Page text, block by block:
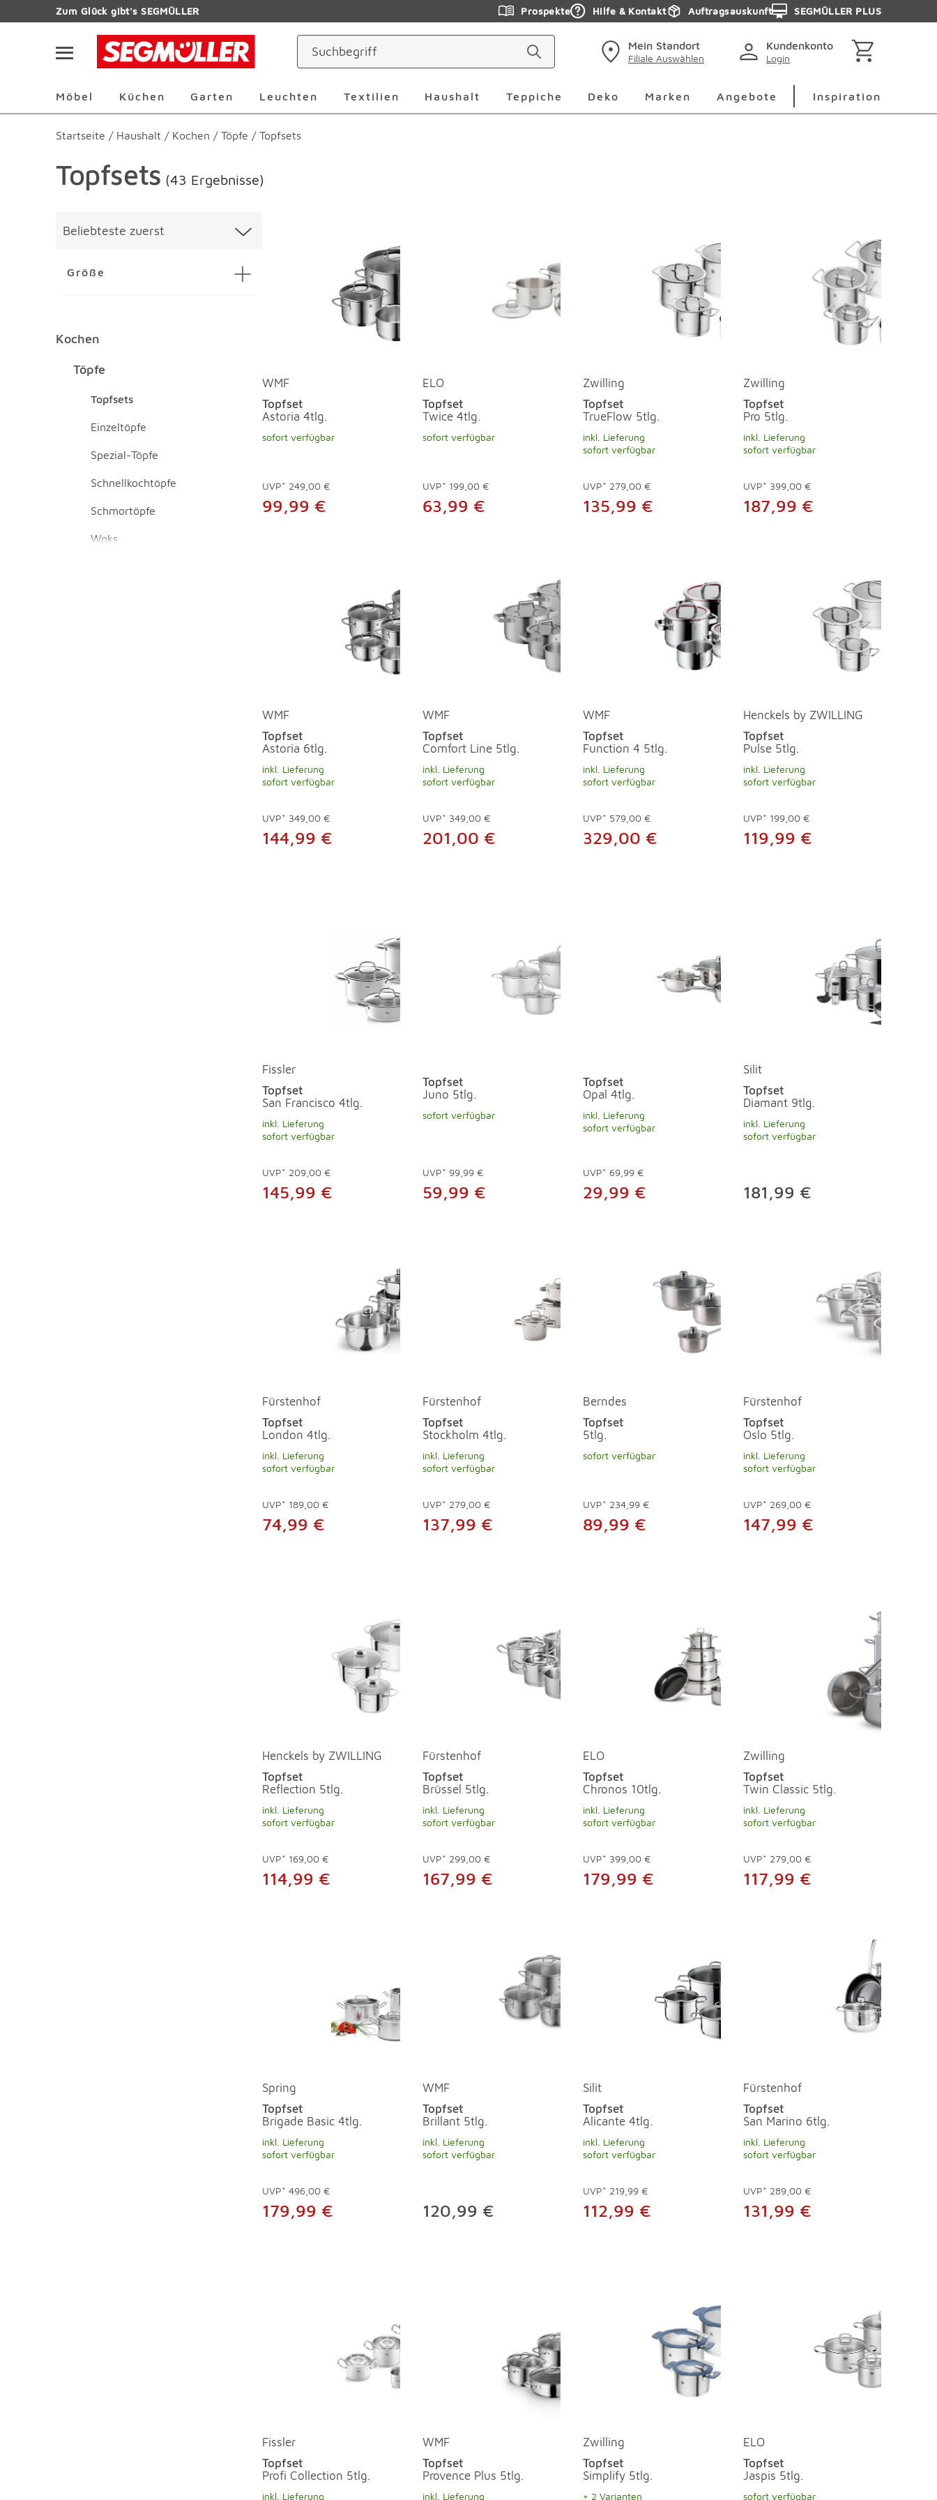
Zum HauptinhaltZum Glück gibt's SEGMÜLLER Prospekte Hilfe & Kontakt Auftragsauskunft SEGMÜLLER PLUS
Mein Standort
Filiale Auswählen
Kundenkonto
Login
Möbel Küchen Garten Leuchten Textilien Haushalt Teppiche Deko Marken
Marken Überspringen
Angebote Inspiration
Startseite / Haushalt / Kochen / Töpfe / Topfsets
Topfsets (43 Ergebnisse)
Beliebteste zuerst
Größe
Kochen Überspringen
Kochen
Töpfe Überspringen
Töpfe
Topfsets
Einzeltöpfe
Spezial-Töpfe
Schnellkochtöpfe
Schmortöpfe
Woks
WMF
Topfset
Astoria 4tlg.
sofort verfügbar
UVP* 249,00 €
99,99 €
ELO
Topfset
Twice 4tlg.
sofort verfügbar
UVP* 199,00 €
63,99 €
Zwilling
Topfset
TrueFlow 5tlg.
inkl. Lieferung
sofort verfügbar
UVP* 279,00 €
135,99 €
Zwilling
Topfset
Pro 5tlg.
inkl. Lieferung
sofort verfügbar
UVP* 399,00 €
187,99 €
WMF
Topfset
Astoria 6tlg.
inkl. Lieferung
sofort verfügbar
UVP* 349,00 €
144,99 €
WMF
Topfset
Comfort Line 5tlg.
inkl. Lieferung
sofort verfügbar
UVP* 349,00 €
201,00 €
WMF
Topfset
Function 4 5tlg.
inkl. Lieferung
sofort verfügbar
UVP* 579,00 €
329,00 €
Henckels by ZWILLING
Topfset
Pulse 5tlg.
inkl. Lieferung
sofort verfügbar
UVP* 199,00 €
119,99 €
Fissler
Topfset
San Francisco 4tlg.
inkl. Lieferung
sofort verfügbar
UVP* 209,00 €
145,99 €
Topfset
Juno 5tlg.
sofort verfügbar
UVP* 99,99 €
59,99 €
Topfset
Opal 4tlg.
inkl. Lieferung
sofort verfügbar
UVP* 69,99 €
29,99 €
Silit
Topfset
Diamant 9tlg.
inkl. Lieferung
sofort verfügbar
181,99 €
Fürstenhof
Topfset
London 4tlg.
inkl. Lieferung
sofort verfügbar
UVP* 189,00 €
74,99 €
Fürstenhof
Topfset
Stockholm 4tlg.
inkl. Lieferung
sofort verfügbar
UVP* 279,00 €
137,99 €
Berndes
Topfset
5tlg.
sofort verfügbar
UVP* 234,99 €
89,99 €
Fürstenhof
Topfset
Oslo 5tlg.
inkl. Lieferung
sofort verfügbar
UVP* 269,00 €
147,99 €
Henckels by ZWILLING
Topfset
Reflection 5tlg.
inkl. Lieferung
sofort verfügbar
UVP* 169,00 €
114,99 €
Fürstenhof
Topfset
Brüssel 5tlg.
inkl. Lieferung
sofort verfügbar
UVP* 299,00 €
167,99 €
ELO
Topfset
Chronos 10tlg.
inkl. Lieferung
sofort verfügbar
UVP* 399,00 €
179,99 €
Zwilling
Topfset
Twin Classic 5tlg.
inkl. Lieferung
sofort verfügbar
UVP* 279,00 €
117,99 €
Spring
Topfset
Brigade Basic 4tlg.
inkl. Lieferung
sofort verfügbar
UVP* 496,00 €
179,99 €
WMF
Topfset
Brillant 5tlg.
inkl. Lieferung
sofort verfügbar
120,99 €
Silit
Topfset
Alicante 4tlg.
inkl. Lieferung
sofort verfügbar
UVP* 219,99 €
112,99 €
Fürstenhof
Topfset
San Marino 6tlg.
inkl. Lieferung
sofort verfügbar
UVP* 289,00 €
131,99 €
Fissler
Topfset
Profi Collection 5tlg.
inkl. Lieferung
WMF
Topfset
Provence Plus 5tlg.
inkl. Lieferung
Zwilling
Topfset
Simplify 5tlg.
+ 2 Varianten
ELO
Topfset
Jaspis 5tlg.
sofort verfügbar